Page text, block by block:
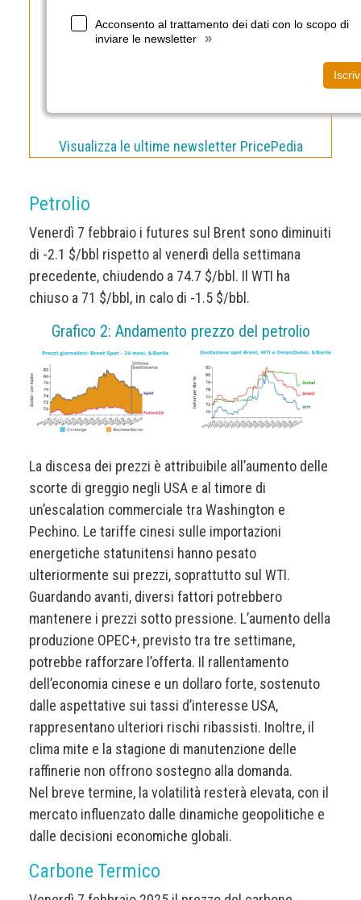
Acconsento al trattamento dei dati con lo scopo di
inviare le newsletter
»
Visualizza le ultime newsletter PricePedia
Petrolio
Venerdì 7 febbraio i futures sul Brent sono diminuiti
di -2.1 $/bbl rispetto al venerdì della settimana
precedente, chiudendo a 74.7 $/bbl. Il WTI ha
chiuso a 71 $/bbl, in calo di -1.5 $/bbl.
Grafico 2: Andamento prezzo del petrolio
La discesa dei prezzi è attribuibile all’aumento delle
scorte di greggio negli USA e al timore di
un’escalation commerciale tra Washington e
Pechino. Le tariffe cinesi sulle importazioni
energetiche statunitensi hanno pesato
ulteriormente sui prezzi, soprattutto sul WTI.
Guardando avanti, diversi fattori potrebbero
mantenere i prezzi sotto pressione. L’aumento della
produzione OPEC+, previsto tra tre settimane,
potrebbe rafforzare l’offerta. Il rallentamento
dell’economia cinese e un dollaro forte, sostenuto
dalle aspettative sui tassi d’interesse USA,
rappresentano ulteriori rischi ribassisti. Inoltre, il
clima mite e la stagione di manutenzione delle
raffinerie non offrono sostegno alla domanda.
Nel breve termine, la volatilità resterà elevata, con il
mercato influenzato dalle dinamiche geopolitiche e
dalle decisioni economiche globali.
Carbone Termico